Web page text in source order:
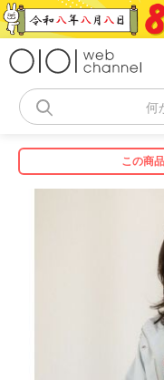
コ
ン
何
この商